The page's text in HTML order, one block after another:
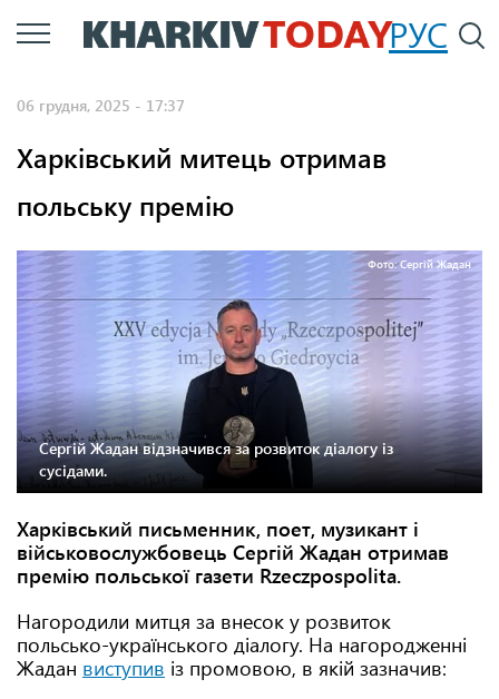
Перейти
до
РУС
06 грудня, 2025 - 17:37
Харківський митець отримав
польську премію
Фото: Сергій Жадан
Сергій Жадан відзначився за розвиток діалогу із
сусідами.
Харківський письменник, поет, музикант і
військовослужбовець Сергій Жадан отримав
премію польської газети Rzeczpospolita.
Нагородили митця за внесок у розвиток
польсько-українського діалогу. На нагородженні
Жадан виступив із промовою, в якій зазначив: